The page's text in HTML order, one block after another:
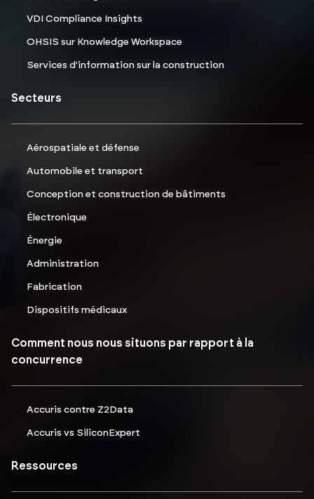
VDI Compliance Insights
OHSIS sur Knowledge Workspace
Services d'information sur la construction
Secteurs
Aérospatiale et défense
Automobile et transport
Conception et construction de bâtiments
Électronique
Énergie
Administration
Fabrication
Dispositifs médicaux
Comment nous nous situons par rapport à la
concurrence
Accuris contre Z2Data
Accuris vs SiliconExpert
Ressources